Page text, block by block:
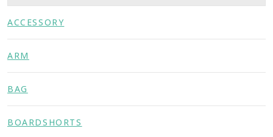
ACCESSORY
ARM
BAG
BOARDSHORTS